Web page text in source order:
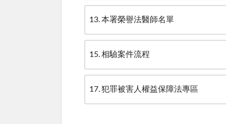
13 本署榮譽法醫師名單
15 相驗案件流程
17 犯罪被害人權益保障法專區